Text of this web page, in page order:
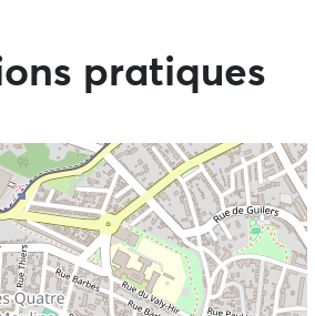
pratiques